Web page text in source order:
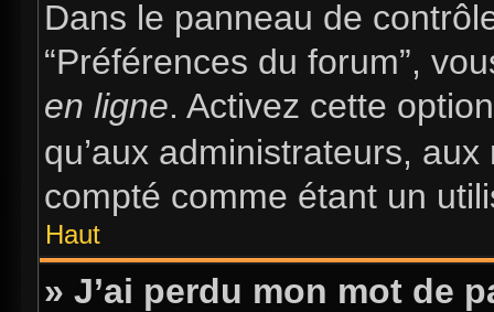
Dans le panneau de
“Préférences du forum”,
en ligne. Activez cette
qu’aux administrateurs,
compté comme étant un
Haut
» J’ai perdu mon mot de